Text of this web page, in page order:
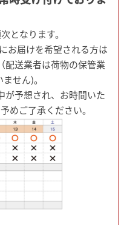
となります。
お届けを希望される方は
配送業者は荷物の保管業
せん)。
予想され、お時間いた
めご了承ください。